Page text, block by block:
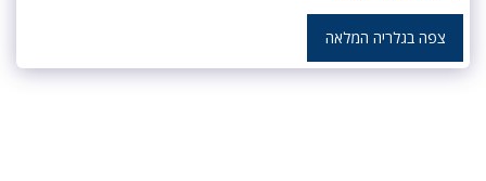
צפה בגלריה המלאה